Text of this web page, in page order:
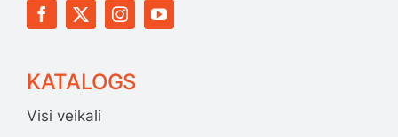
KATALOGS
Visi veikali